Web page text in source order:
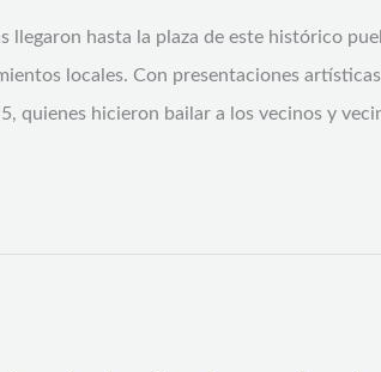
llegaron hasta la plaza de este histórico
locales. Con presentaciones
quienes hicieron bailar a los vecinos y